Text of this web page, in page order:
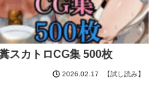
スカトロCG集 500枚
2026.02.17 【試し読み】